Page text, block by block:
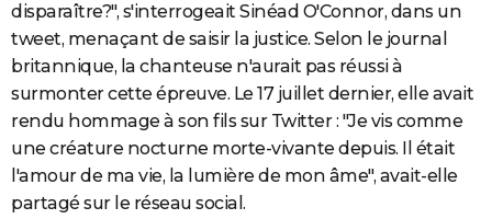
disparaître?", s'interrogeait Sinéad O'Connor, dans un
tweet, menaçant de saisir la justice. Selon le journal
britannique, la chanteuse n'aurait pas réussi à
surmonter cette épreuve. Le 17 juillet dernier, elle avait
rendu hommage à son fils sur Twitter : "Je vis comme
une créature nocturne morte-vivante depuis. Il était
l'amour de ma vie, la lumière de mon âme", avait-elle
partagé sur le réseau social.